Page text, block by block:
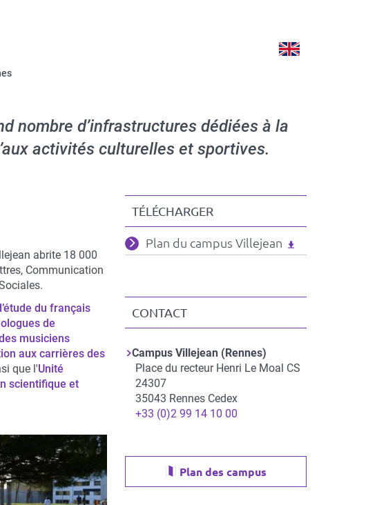
Version
See
nombre d’infrastructures dédiées à la
activités culturelles et sportives.
abrite 18 000
Communication
du français
de
musiciens
aux carrières des
que l'Unité
scientifique et
TÉLÉCHARGER
Fichiers
associés
Plan du campus Villejean
CONTACT
Campus Villejean (Rennes)
Adresse
Place du recteur Henri Le Moal CS
24307
35043 Rennes Cedex
Téléphone
+33 (0)2 99 14 10 00
Plan des campus